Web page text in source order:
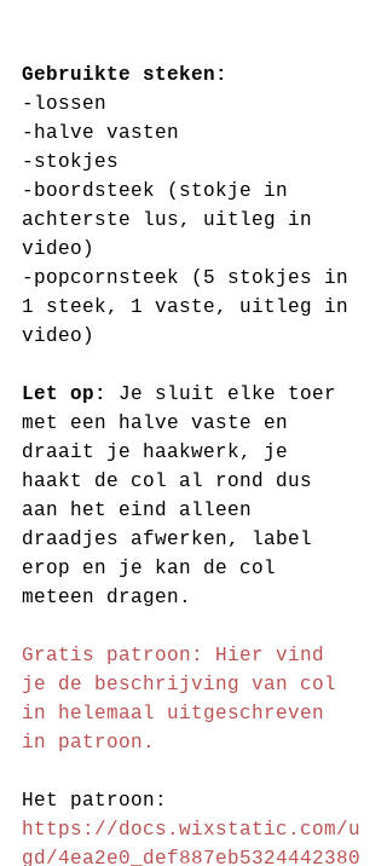
Gebruikte steken:
-lossen
-halve vasten
-stokjes
-boordsteek (stokje in
achterste lus, uitleg in
video)
-popcornsteek (5 stokjes in
1 steek, 1 vaste, uitleg in
video)
Let op: Je sluit elke toer
met een halve vaste en
draait je haakwerk, je
haakt de col al rond dus
aan het eind alleen
draadjes afwerken, label
erop en je kan de col
meteen dragen.
Gratis patroon: Hier vind
je de beschrijving van col
in helemaal uitgeschreven
in patroon.
Het patroon:
https://docs.wixstatic.com/u
gd/4ea2e0_def887eb5324442380